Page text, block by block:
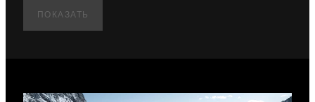
ПОКАЗАТЬ